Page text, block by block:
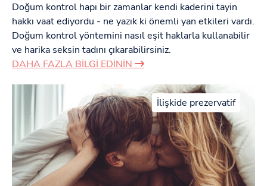
Doğum kontrol hapı bir zamanlar kendi kaderini tayin
hakkı vaat ediyordu - ne yazık ki önemli yan etkileri vardı.
Doğum kontrol yöntemini nasıl eşit haklarla kullanabilir
ve harika seksin tadını çıkarabilirsiniz.
DAHA FAZLA BILGI EDININ
İlişkide prezervatif